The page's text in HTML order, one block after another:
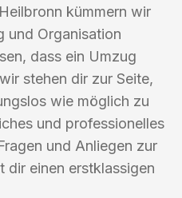
kümmern wir
und Organisation
dass ein Umzug
stehen dir zur Seite,
wie möglich zu
und professionelles
und Anliegen zur
dir einen erstklassigen